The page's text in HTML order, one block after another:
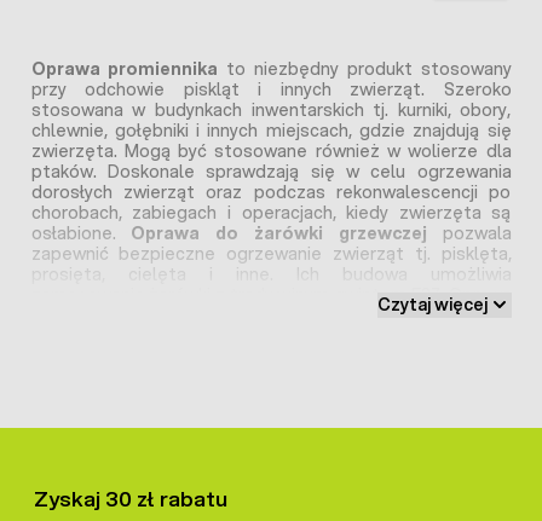
Oprawa promiennika to niezbędny produkt stosowany
przy odchowie piskląt i innych zwierząt. Szeroko
stosowana w budynkach inwentarskich tj. kurniki, obory,
chlewnie, gołębniki i innych miejscach, gdzie znajdują się
zwierzęta. Mogą być stosowane również w wolierze dla
ptaków. Doskonale sprawdzają się w celu ogrzewania
dorosłych zwierząt oraz podczas rekonwalescencji po
chorobach, zabiegach i operacjach, kiedy zwierzęta są
osłabione. Oprawa do żarówki grzewczej pozwala
zapewnić bezpieczne ogrzewanie zwierząt tj. pisklęta,
prosięta, cielęta i inne. Ich budowa umożliwia
zamocowanie żarówki z tradycyjnym gwintem E27. Oprawa
w komplecie z żarówką to zestaw nazywany popularnie
Specjalna konstrukcja oprawy do żarówki
Czytaj więcej
Zyskaj 30 zł rabatu